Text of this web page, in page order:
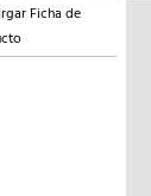
Ficha de